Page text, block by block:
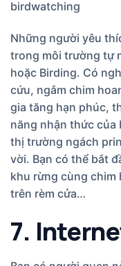
Những người yêu
trong môi trường tự
hoặc Birding. Có
cứu, ngắm chim
gia tăng hạn phúc,
năng nhận thức của
thị trường ngách
vời. Bạn có thể bắt
khu rừng cùng chim
trên rèm cửa…
7.